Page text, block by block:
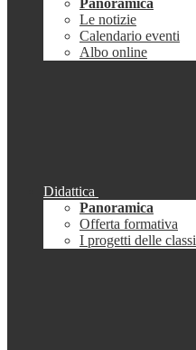
Panoramica
Le notizie
Calendario eventi
Albo online
Didattica
Panoramica
Offerta formativa
I progetti delle classi